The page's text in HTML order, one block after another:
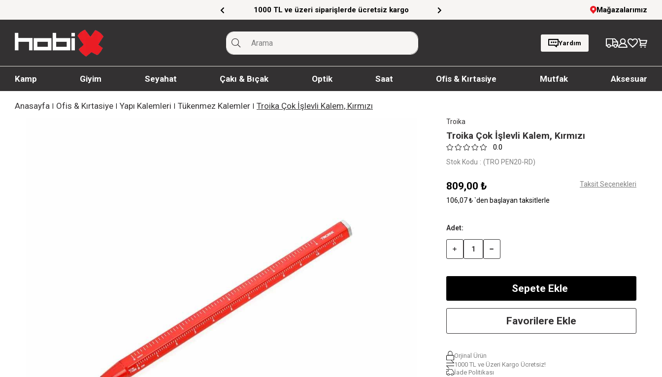
1000 TL ve üzeri siparişlerde ücretsiz kargo Giyim Ürünlerinde %20'ye Varan İndirim! 1000 TL ve üzeri siparişlerde
Mağazalarımız
Yardım
Kamp Giyim Seyahat Çakı & Bıçak Optik Saat Ofis & Kırtasiye Mutfak Aksesuar
Anasayfa Ofis & Kırtasiye Yapı Kalemleri Tükenmez Kalemler Troika Çok İşlevli Kalem, Kırmızı
Troika
Troika Çok İşlevli Kalem, Kırmızı
0.0
Stok Kodu (TRO PEN20-RD)
809,00 ₺ Taksit Seçenekleri
106,07 ₺ `den başlayan taksitlerle
Favorilere Ekle
Orjinal Ürün
1000 TL ve Üzeri Kargo Ücretsiz!
İade Politikası